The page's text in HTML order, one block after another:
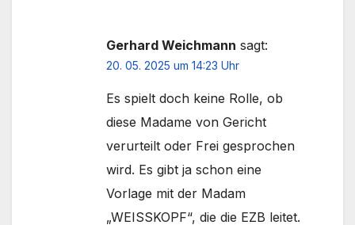
Gerhard Weichmann sagt:
20. 05. 2025 um 14:23 Uhr
Es spielt doch keine Rolle, ob
diese Madame von Gericht
verurteilt oder Frei gesprochen
wird. Es gibt ja schon eine
Vorlage mit der Madam
„WEISSKOPF“, die die EZB leitet.